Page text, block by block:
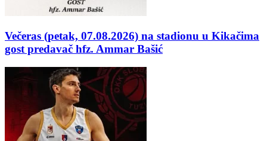
Večeras (petak, 07.08.2026) na stadionu u Kikačima
gost predavač hfz. Ammar Bašić